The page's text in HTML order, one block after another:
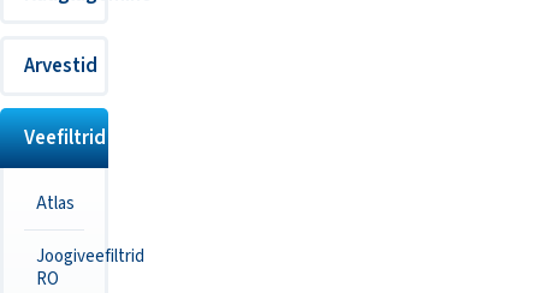
Arvestid
Veefiltrid
Atlas
Joogiveefiltrid
RO